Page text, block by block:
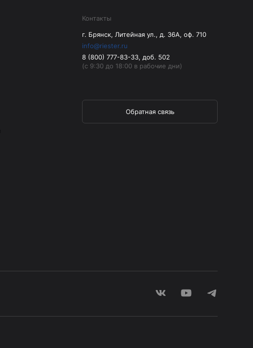
Контакты
г. Брянск, Литейная ул., д. 36А, оф. 710
info@riester.ru
8 (800) 777-83-33, доб. 502
(с 9:30 до 18:00 в рабочие дни)
Обратная связь